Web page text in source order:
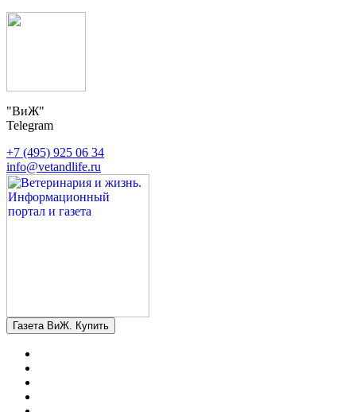
"ВиЖ"
Telegram
+7 (495) 925 06 34
info@vetandlife.ru
Газета ВиЖ. Купить